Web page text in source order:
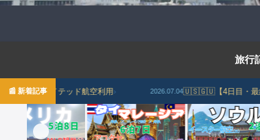
旅行
📰 新着記事
テッド航空利用› 2026.07.04 🇺🇸🇬🇺【4日目・最終日】イパオ